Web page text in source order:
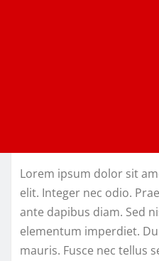
Lorem ipsum dolor sit
elit. Integer nec odio.
ante dapibus diam. Sed
elementum imperdiet.
mauris. Fusce nec tellus